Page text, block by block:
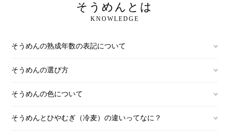
そうめんとは
KNOWLEDGE
そうめんの熟成年数の表記について
そうめんの選び方
そうめんの色について
そうめんとひやむぎ（冷麦）の違いってなに？